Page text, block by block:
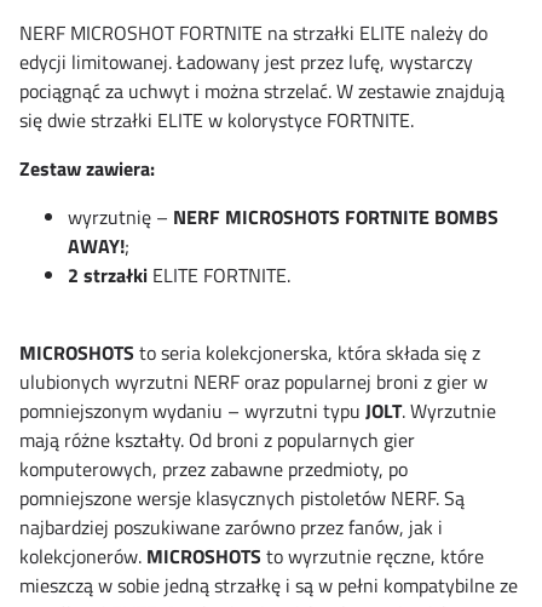
NERF MICROSHOT FORTNITE na strzałki ELITE należy do
edycji limitowanej. Ładowany jest przez lufę, wystarczy
pociągnąć za uchwyt i można strzelać. W zestawie znajdują
się dwie strzałki ELITE w kolorystyce FORTNITE.
Zestaw zawiera:
wyrzutnię – NERF MICROSHOTS FORTNITE BOMBS
AWAY!;
2 strzałki ELITE FORTNITE.
MICROSHOTS to seria kolekcjonerska, która składa się z
ulubionych wyrzutni NERF oraz popularnej broni z gier w
pomniejszonym wydaniu – wyrzutni typu JOLT. Wyrzutnie
mają różne kształty. Od broni z popularnych gier
komputerowych, przez zabawne przedmioty, po
pomniejszone wersje klasycznych pistoletów NERF. Są
najbardziej poszukiwane zarówno przez fanów, jak i
kolekcjonerów. MICROSHOTS to wyrzutnie ręczne, które
mieszczą w sobie jedną strzałkę i są w pełni kompatybilne ze